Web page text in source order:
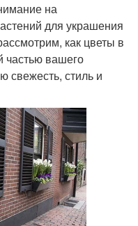
на
для украшения
как цветы в
частью вашего
свежесть, стиль и